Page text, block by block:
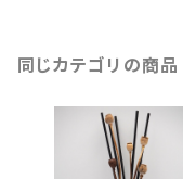
同じカテゴリの商品